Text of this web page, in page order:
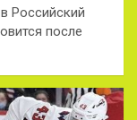
Российский
после